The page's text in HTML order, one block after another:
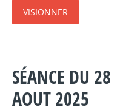
VISIONNER
SÉANCE DU 28
AOUT 2025